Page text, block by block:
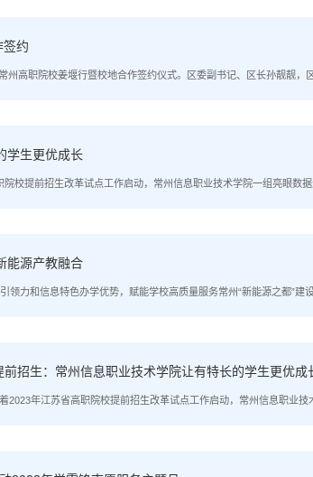
签约
高职院校姜堰行暨校地合作签约仪式。区委副书记、区长孙靓靓，
学生更优成长
校提前招生改革试点工作启动，常州信息职业技术学院一组亮眼数
能源产教融合
领力和信息特色办学优势，赋能学校高质量服务常州“新能源之都”
招生：常州信息职业技术学院让有特长的学生更优成
2023年江苏省高职院校提前招生改革试点工作启动，常州信息职业